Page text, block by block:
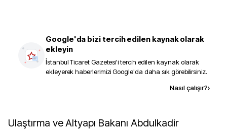
Google'da bizi tercih edilen kaynak olarak
ekleyin
İstanbul Ticaret Gazetesi'i tercih edilen kaynak olarak
ekleyerek haberlerimizi Google'da daha sık görebilirsiniz.
Nasıl çalışır?›
Ulaştırma ve Altyapı Bakanı Abdulkadir